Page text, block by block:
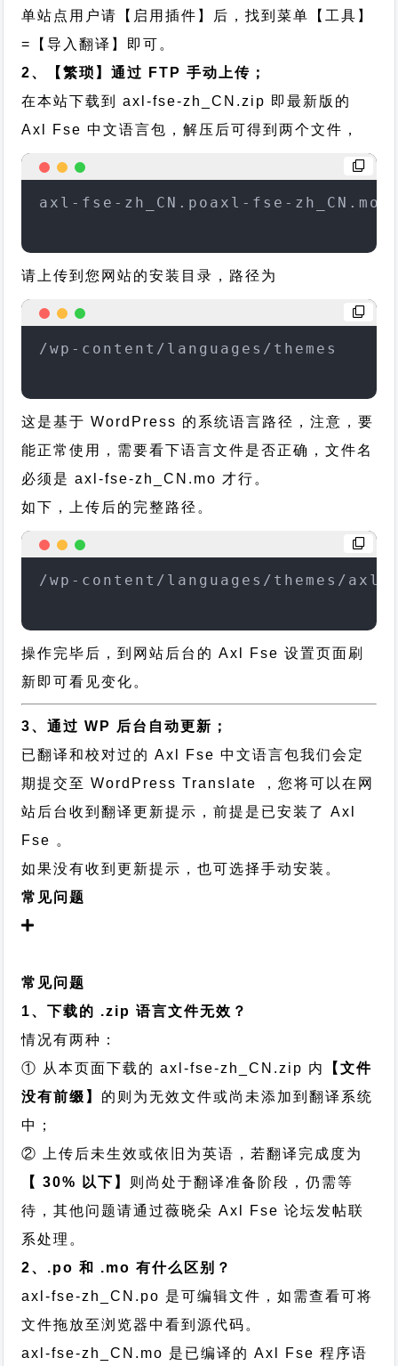
单站点用户请【启用插件】后，找到菜单【工具】
=【导入翻译】即可。
2、【繁琐】通过 FTP 手动上传；
在本站下载到axl-fse-zh_CN.zip 即最新版的
Axl Fse 中文语言包，解压后可得到两个文件，
axl-fse-zh_CN.poaxl-fse-zh_CN.mo
请上传到您网站的安装目录，路径为
/wp-content/languages/themes
这是基于 WordPress 的系统语言路径，注意，要
能正常使用，需要看下语言文件是否正确，文件名
必须是 axl-fse-zh_CN.mo 才行。
如下，上传后的完整路径。
/wp-content/languages/themes/axl-
操作完毕后，到网站后台的 Axl Fse 设置页面刷
新即可看见变化。
3、通过 WP 后台自动更新；
已翻译和校对过的 Axl Fse 中文语言包我们会定
期提交至 WordPress Translate ，您将可以在网
站后台收到翻译更新提示，前提是已安装了 Axl
Fse 。
如果没有收到更新提示，也可选择手动安装。
常见问题
常见问题
1、下载的 .zip 语言文件无效？
情况有两种：
① 从本页面下载的 axl-fse-zh_CN.zip 内
【文件
没有前缀】 的则为无效文件或尚未添加到翻译系统
中；
② 上传后未生效或依旧为英语，若翻译完成度为
【 30% 以下】 则尚处于翻译准备阶段，仍需等
待，其他问题请通过薇晓朵 Axl Fse 论坛发帖联
系处理。
2、.po 和 .mo 有什么区别？
axl-fse-zh_CN.po 是可编辑文件，如需查看可将
文件拖放至浏览器中看到源代码。
axl-fse-zh_CN.mo 是已编译的 Axl Fse 程序语